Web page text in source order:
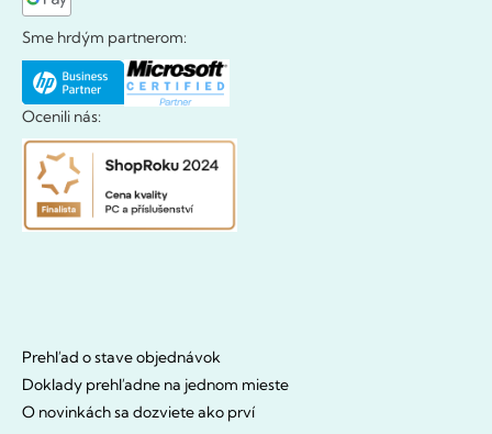
Sme hrdým partnerom:
Ocenili nás:
Prehľad o stave objednávok
Doklady prehľadne na jednom mieste
O novinkách sa dozviete ako prví